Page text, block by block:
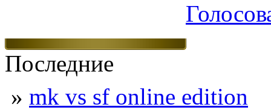
Последние
» mk vs sf online edition